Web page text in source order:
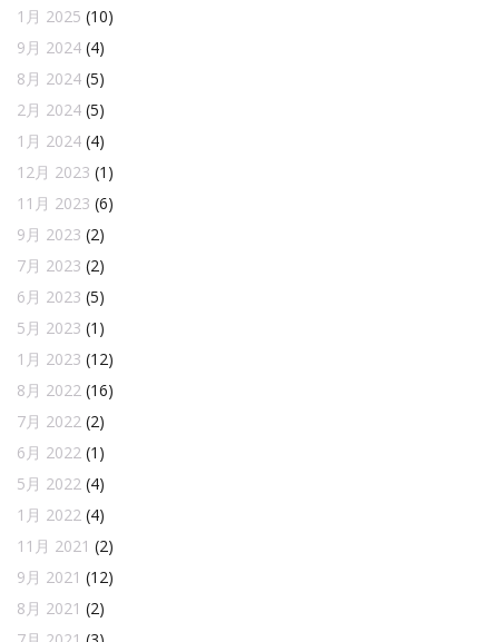
1月 2025 (10)
9月 2024 (4)
8月 2024 (5)
2月 2024 (5)
1月 2024 (4)
12月 2023 (1)
11月 2023 (6)
9月 2023 (2)
7月 2023 (2)
6月 2023 (5)
5月 2023 (1)
1月 2023 (12)
8月 2022 (16)
7月 2022 (2)
6月 2022 (1)
5月 2022 (4)
1月 2022 (4)
11月 2021 (2)
9月 2021 (12)
8月 2021 (2)